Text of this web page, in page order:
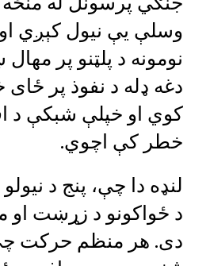
وسلې یې نیول کېږي او
نومونه د پلټنو پر
دغه ډله د نفوذ پر ځای
کوي او خپلې شبکې د
خطر کې اچوي.
لنډه دا چې، پنج د
د ځواکونو د زړښت او
دی. هر منظم حرکت